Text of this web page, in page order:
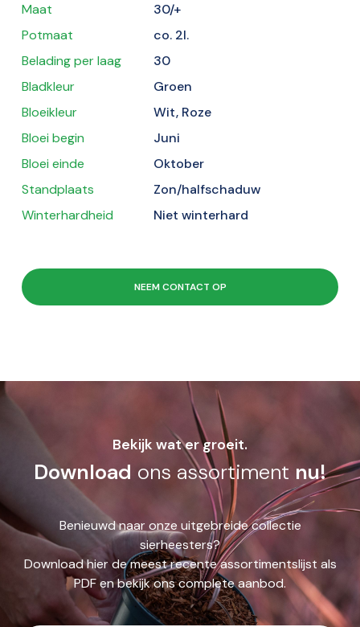
Maat
30/+
Potmaat
co. 2l.
Belading per laag
30
Bladkleur
Groen
Bloeikleur
Wit, Roze
Bloei begin
Juni
Bloei einde
Oktober
Standplaats
Zon/halfschaduw
Winterhardheid
Niet winterhard
NEEM CONTACT OP
Bekijk wat er groeit.
Download ons assortiment nu!
Benieuwd naar onze uitgebreide collectie
sierheesters?
Download hier de meest recente assortimentslijst als
PDF en bekijk ons complete aanbod.